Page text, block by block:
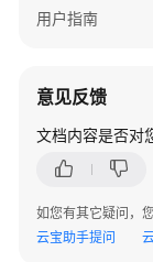
考
使
用
前
必
用户指南
意见反馈
文档内容是否对
如您有其它疑问，
云宝助手提问